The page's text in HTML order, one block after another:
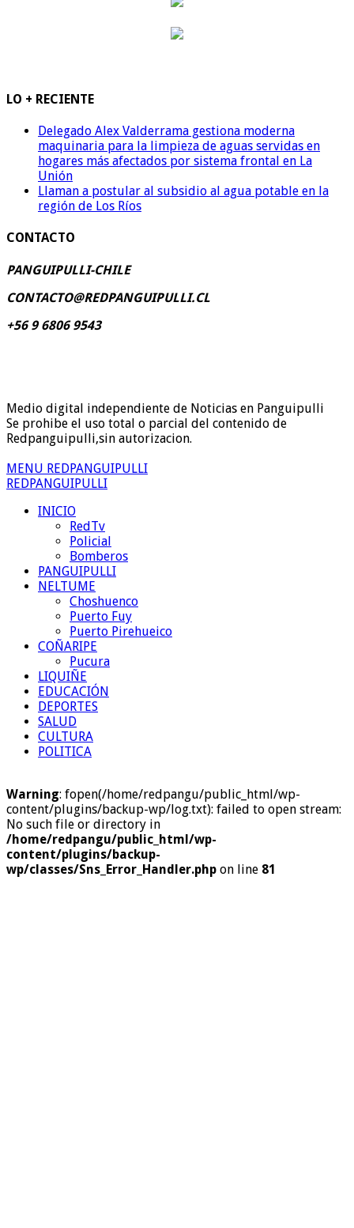
LO + RECIENTE
Delegado Alex Valderrama gestiona moderna
maquinaria para la limpieza de aguas servidas en
hogares más afectados por sistema frontal en La
Unión
Llaman a postular al subsidio al agua potable en la
región de Los Ríos
CONTACTO
PANGUIPULLI-CHILE
CONTACTO@REDPANGUIPULLI.CL
+56 9 6806 9543
Medio digital independiente de Noticias en Panguipulli
Se prohibe el uso total o parcial del contenido de
Redpanguipulli,sin autorizacion.
MENU REDPANGUIPULLI
REDPANGUIPULLI
INICIO
RedTv
Policial
Bomberos
PANGUIPULLI
NELTUME
Choshuenco
Puerto Fuy
Puerto Pirehueico
COÑARIPE
Pucura
LIQUIÑE
EDUCACIÓN
DEPORTES
SALUD
CULTURA
POLITICA
Warning: fopen(/home/redpangu/public_html/wp-
content/plugins/backup-wp/log.txt): failed to open stream:
No such file or directory in
/home/redpangu/public_html/wp-
content/plugins/backup-
wp/classes/Sns_Error_Handler.php on line 81